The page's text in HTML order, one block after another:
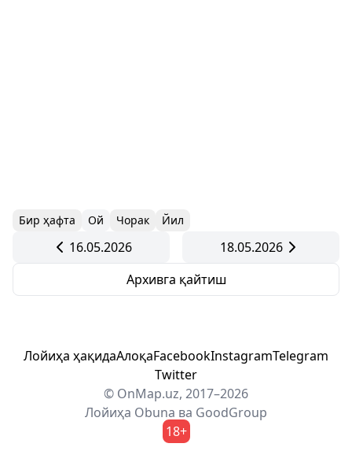
Бир ҳафта Ой Чорак Йил
16.05.2026
18.05.2026
Архивга қайтиш
Лойиҳа ҳақидаАлоқаFacebookInstagramTelegram
Twitter
© OnMap.uz, 2017–2026
Лойиҳа Obuna ва GoodGroup
18+